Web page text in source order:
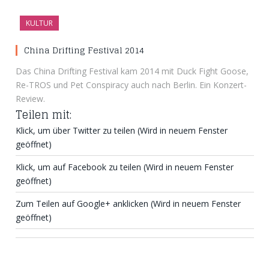
KULTUR
China Drifting Festival 2014
Das China Drifting Festival kam 2014 mit Duck Fight Goose,
Re-TROS und Pet Conspiracy auch nach Berlin. Ein Konzert-
Review.
Teilen mit:
Klick, um über Twitter zu teilen (Wird in neuem Fenster
geöffnet)
Klick, um auf Facebook zu teilen (Wird in neuem Fenster
geöffnet)
Zum Teilen auf Google+ anklicken (Wird in neuem Fenster
geöffnet)